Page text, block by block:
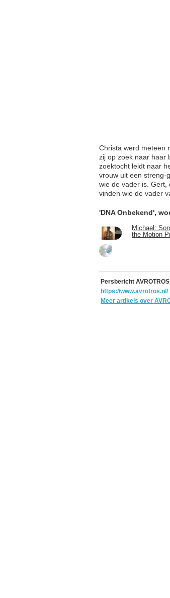
Christa werd meteen
zij op zoek naar haar
zoektocht leidt naar
vrouw uit een streng-
wie de vader is. Gert,
vinden wie de vader
'DNA Onbekend',
Michael:
the Motion
Persbericht AVROTROS
https://www.avrotros.nl/
Meer artikels over